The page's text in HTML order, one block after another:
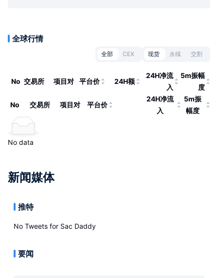
全球行情
全部 CEX 现货 永续 交割
No 交易所 项目对 平台价 24H额
24H净流
入
5m振幅
度
No 交易所 项目对 平台价
24H净流
入
5m振
幅度
No data
新闻媒体
推特
No Tweets for Sac Daddy
要闻